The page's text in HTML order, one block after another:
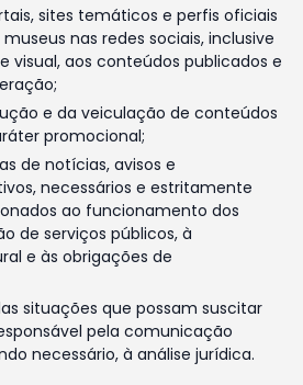
sites temáticos e perfis oficiais
nas redes sociais, inclusive
visual, aos conteúdos publicados e
e da veiculação de conteúdos
promocional;
de notícias, avisos e
necessários e estritamente
ao funcionamento dos
de serviços públicos, à
e às obrigações de
situações que possam suscitar
pela comunicação
necessário, à análise jurídica.